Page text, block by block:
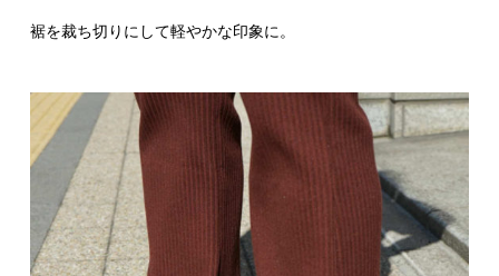
裾を裁ち切りにして軽やかな印象に。